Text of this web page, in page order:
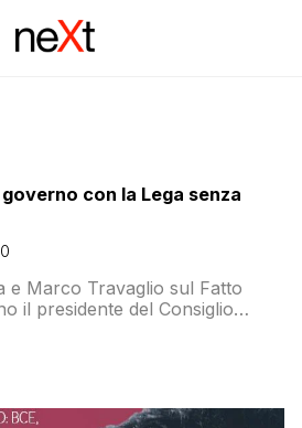
con la Lega senza
e Marco Travaglio sul Fatto
il presidente del Consiglio
della legislatura e consiglia
le vacanze anche se c’è
e potremo andare in […]